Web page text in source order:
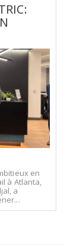
en
à Atlanta,
a